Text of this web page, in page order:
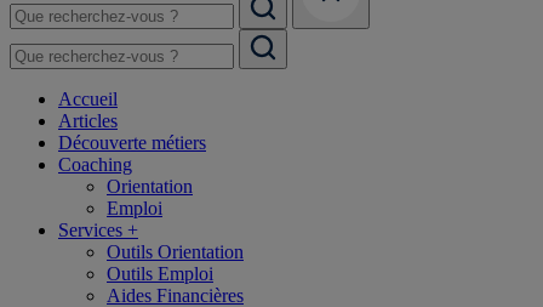
Accueil
Articles
Découverte métiers
Coaching
Orientation
Emploi
Services +
Outils Orientation
Outils Emploi
Aides Financières